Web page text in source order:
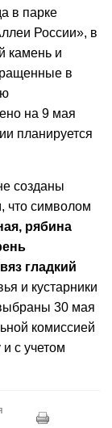
в парке
России», в
камень и
в
на 9 мая
планируется
созданы
что символом
рябина
гладкий
и кустарники
30 мая
комиссией
с учетом